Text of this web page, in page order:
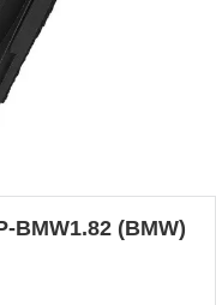
BMW1.82 (BMW)